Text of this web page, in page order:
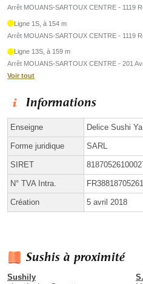
Arrêt MOUANS-SARTOUX CENTRE - 1119
Ligne 1S, à 154 m
Arrêt MOUANS-SARTOUX CENTRE - 1119
Ligne 13S, à 159 m
Arrêt MOUANS-SARTOUX CENTRE - 201
Voir tout
Informations
Enseigne Delice Sushi
Forme juridique SARL
SIRET
N° TVA Intra. FR38818705261
Création 5 avril 2018
Sushis à proximité
Sushily